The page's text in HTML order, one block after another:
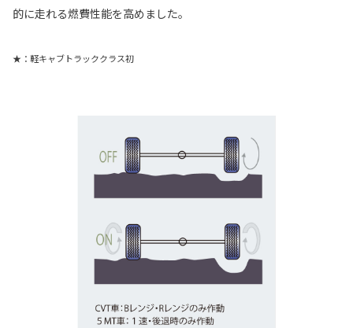
的に走れる燃費性能を高めました。
★：軽キャブトラッククラス初